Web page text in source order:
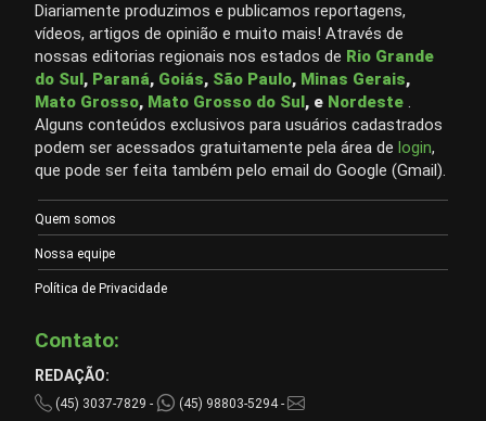
Diariamente produzimos e publicamos reportagens,
vídeos, artigos de opinião e muito mais! Através de
nossas editorias regionais nos estados de Rio Grande
do Sul , Paraná, Goiás, São Paulo, Minas Gerais,
Mato Grosso, Mato Grosso do Sul , e Nordeste .
Alguns conteúdos exclusivos para usuários cadastrados
podem ser acessados gratuitamente pela área de login,
que pode ser feita também pelo email do Google (Gmail).
Quem somos
Nossa equipe
Política de Privacidade
Contato:
REDAÇÃO:
(45) 3037-7829 -
(45) 98803-5294 -